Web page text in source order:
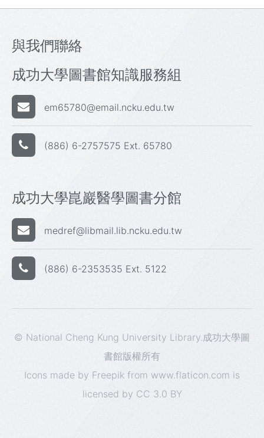
與我們聯絡
成功大學圖書館知識服務組
em65780@email.ncku.edu.tw
(886) 6-2757575 Ext. 65780
成功大學崑巖醫學圖書分館
medref@libmail.lib.ncku.edu.tw
(886) 6-2353535 Ext. 5122
© National Cheng Kung University Library.成功大學圖
書館版權所有
Icons made by Freepik from www.flaticon.com is
licensed by CC 3.0 BY